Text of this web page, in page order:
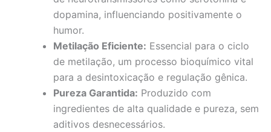
dopamina, influenciando positivamente o
humor.
Metilação Eficiente: Essencial para o ciclo
de metilação, um processo bioquímico vital
para a desintoxicação e regulação gênica.
Pureza Garantida: Produzido com
ingredientes de alta qualidade e pureza, sem
aditivos desnecessários.